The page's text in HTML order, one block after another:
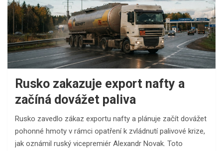
Rusko zakazuje export nafty a
začíná dovážet paliva
Rusko zavedlo zákaz exportu nafty a plánuje začít dovážet
pohonné hmoty v rámci opatření k zvládnutí palivové krize,
jak oznámil ruský vicepremiér Alexandr Novak. Toto